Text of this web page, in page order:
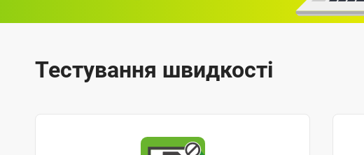
Тестування швидкості
Правила тестування